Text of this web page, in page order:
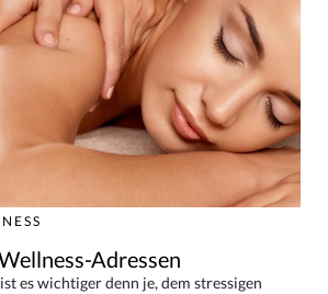
Adressen
es wichtiger denn je, dem stressigen